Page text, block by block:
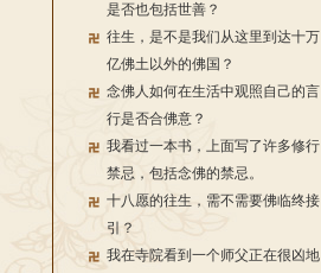
是否也包括世善？
往生，是不是我们从这里到达十万
亿佛土以外的佛国？
念佛人如何在生活中观照自己的言
行是否合佛意？
我看过一本书，上面写了许多修行
禁忌，包括念佛的禁忌。
十八愿的往生，需不需要佛临终接
引？
我在寺院看到一个师父正在很凶地